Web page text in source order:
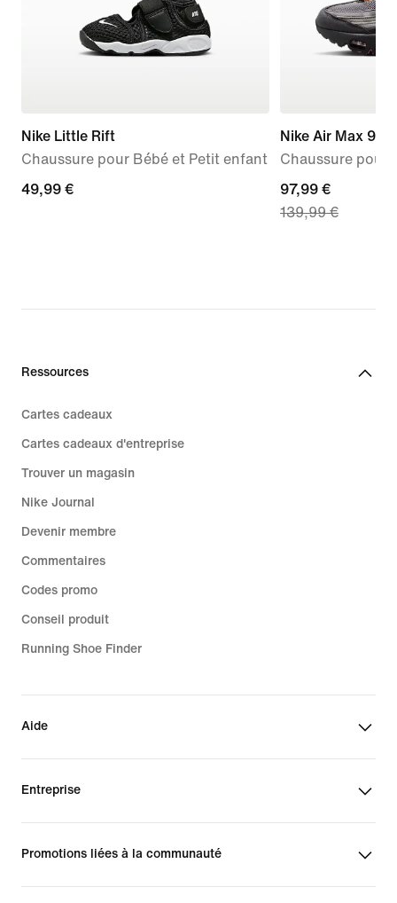
Nike Little Rift
Chaussure pour Bébé et Petit enfant
49,99 €
49,99 €
Nike Air Max 95
Chaussure pour
current
price
139,99 €
97,99 €
139,99 €
Ressources
Cartes cadeaux
Cartes cadeaux d'entreprise
Trouver un magasin
Nike Journal
Devenir membre
Commentaires
Codes promo
Conseil produit
Running Shoe Finder
Aide
Entreprise
Promotions liées à la communauté